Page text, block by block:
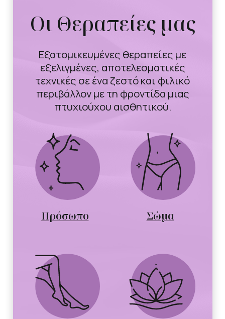
Οι Θεραπείες μας
Εξατομικευμένες θεραπείες με
εξελιγμένες, αποτελεσματικές
τεχνικές σε ένα ζεστό και φιλικό
περιβάλλον με τη φροντίδα μιας
πτυχιούχου αισθητικού.
Πρόσωπο Σώμα